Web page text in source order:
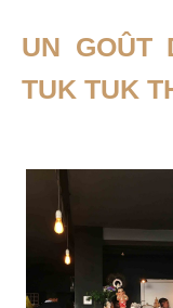
UN GOÛT
TUK TUK